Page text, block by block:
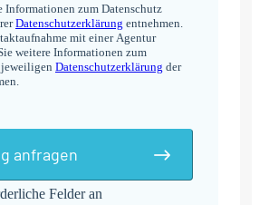
Felder an
Informationen zum Datenschutz
Datenschutzerklärung entnehmen.
mit einer Agentur
weitere Informationen zum
jeweiligen Datenschutzerklärung der
anfragen